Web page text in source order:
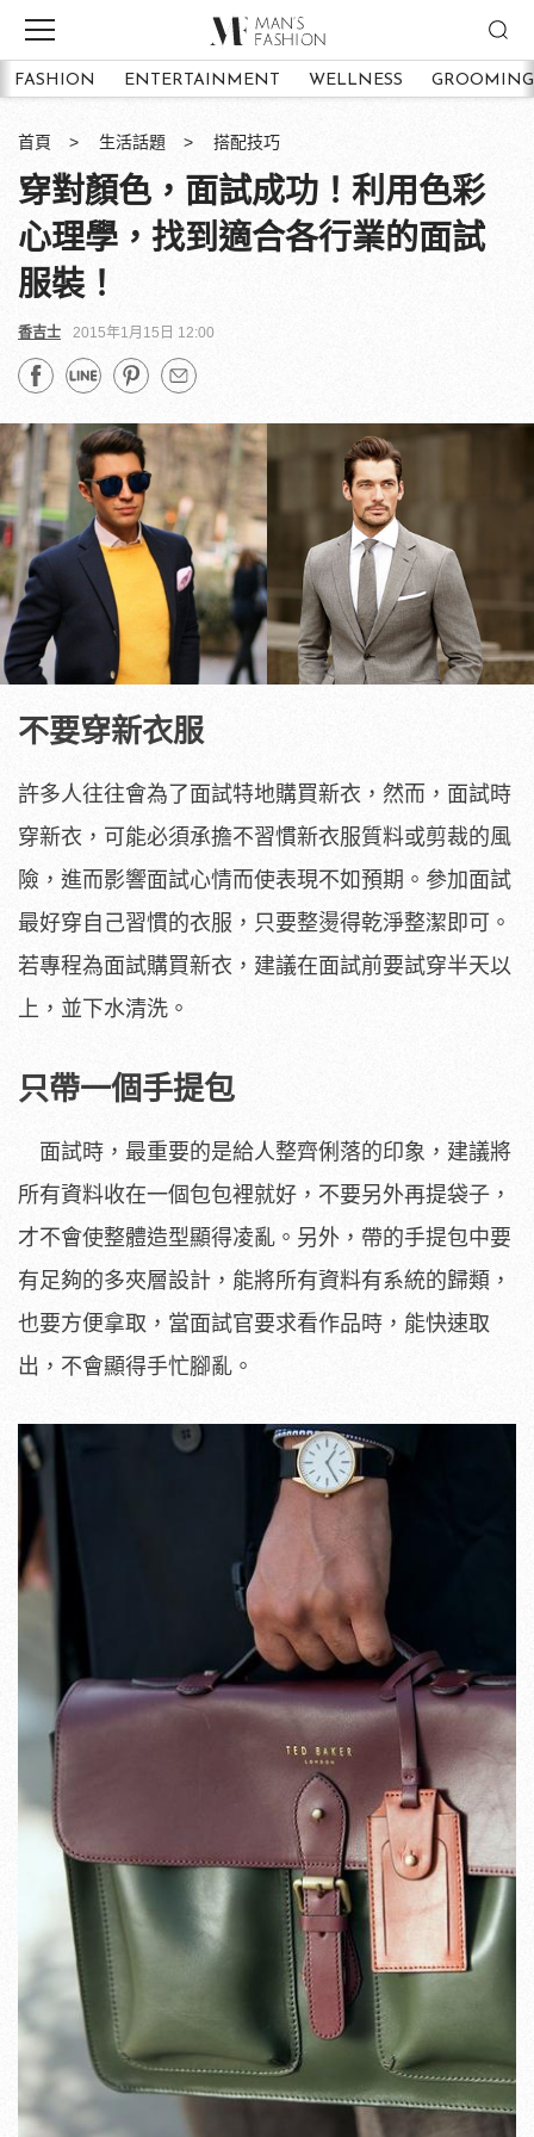
FASHION ENTERTAINMENT WELLNESS GROOMING
首頁 生活話題 搭配技巧
穿對顏色，面試成功！利用色彩
心理學，找到適合各行業的面試
服裝！
香吉士 2015年1月15日 12:00
不要穿新衣服
許多人往往會為了面試特地購買新衣，然而，面試時
穿新衣，可能必須承擔不習慣新衣服質料或剪裁的風
險，進而影響面試心情而使表現不如預期。參加面試
最好穿自己習慣的衣服，只要整燙得乾淨整潔即可。
若專程為面試購買新衣，建議在面試前要試穿半天以
上，並下水清洗。
只帶一個手提包
面試時，最重要的是給人整齊俐落的印象，建議將
所有資料收在一個包包裡就好，不要另外再提袋子，
才不會使整體造型顯得凌亂。另外，帶的手提包中要
有足夠的多夾層設計，能將所有資料有系統的歸類，
也要方便拿取，當面試官要求看作品時，能快速取
出，不會顯得手忙腳亂。